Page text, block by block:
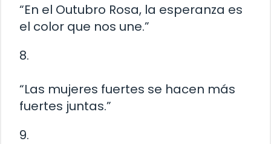
“En el Outubro Rosa, la esperanza es
el color que nos une.”
8.
“Las mujeres fuertes se hacen más
fuertes juntas.”
9.